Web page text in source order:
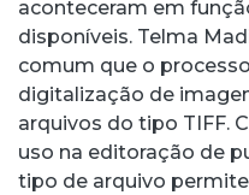
aconteceram em
disponíveis. Telma
comum que o
digitalização de
arquivos do tipo TIFF.
uso na editoração de
tipo de arquivo